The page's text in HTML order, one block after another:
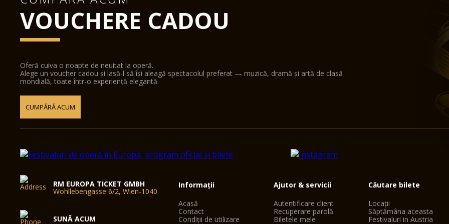
VOUCHERE CADOU
Oferă cuiva o noapte de neuitat la operă.
Alege un voucher cadou și lasă-l să își aleagă spectacolul preferat — muzică, dramă și artă de clasă
mondială, toate într-o experiență elegantă.
CUMPĂRĂ ACUM
RM EUROPA TICKET GMBH
Wohllebengasse 6/2, Wien-1040
SUNĂ ACUM
Informații
Acasă
Contact
Condiții de utilizare
Ajutor & servicii
Autentificare client
Recuperare parolă
Biletele mele
Căutare bilete
Locații
Săptămâna aceasta
Festivaluri in Austria